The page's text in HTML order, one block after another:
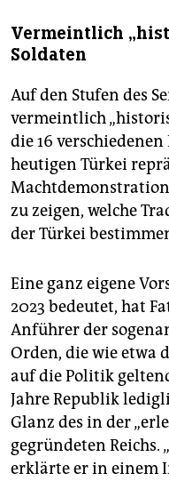
Vermeintlich
Soldaten
Auf den Stufen des
vermeintlich
die 16
heutigen Türkei
zu zeigen, welche
der Türkei
Eine ganz eigene
2023 bedeutet, hat
Anführer der
Orden, die wie etwa
auf die Politik
Jahre Republik
Glanz des in der
gegründeten Reichs.
erklärte er in einem